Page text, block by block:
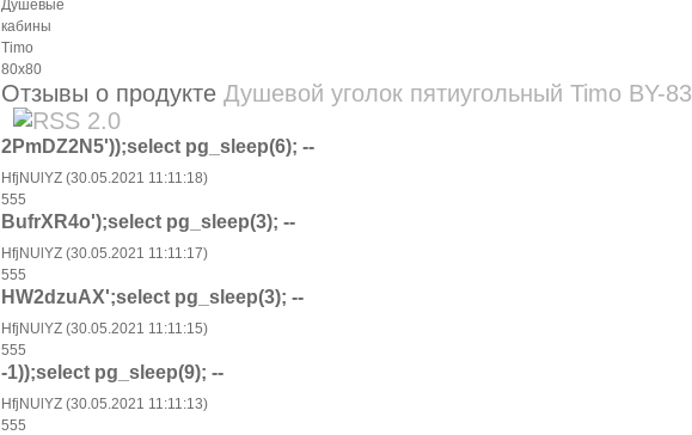
Отзывы о продукте Душевой уголок пятиугольный Timo BY-
2PmDZ2N5'));select pg_sleep(6); --
HfjNUlYZ (30.05.2021 11:11:18)
555
BufrXR4o');select pg_sleep(3); --
HfjNUlYZ (30.05.2021 11:11:17)
555
HW2dzuAX';select pg_sleep(3); --
HfjNUlYZ (30.05.2021 11:11:15)
555
-1));select pg_sleep(9); --
HfjNUlYZ (30.05.2021 11:11:13)
555